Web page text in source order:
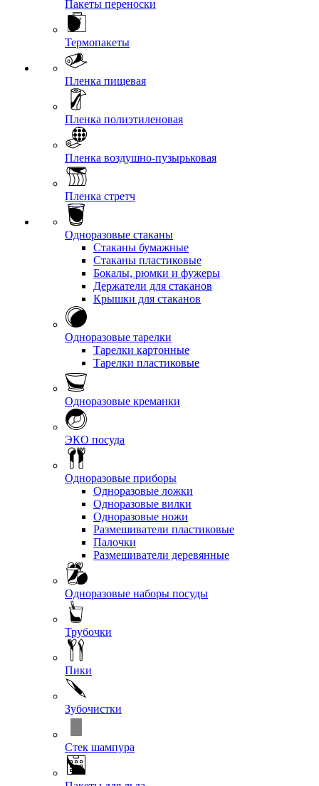
Пакеты переноски
Термопакеты
Пленка пищевая
Пленка полиэтиленовая
Пленка воздушно-пузырьковая
Пленка стретч
Одноразовые стаканы
Стаканы бумажные
Стаканы пластиковые
Бокалы, рюмки и фужеры
Держатели для стаканов
Крышки для стаканов
Одноразовые тарелки
Тарелки картонные
Тарелки пластиковые
Одноразовые креманки
ЭКО посуда
Одноразовые приборы
Одноразовые ложки
Одноразовые вилки
Одноразовые ножи
Размешиватели пластиковые
Палочки
Размешиватели деревянные
Одноразовые наборы посуды
Трубочки
Пики
Зубочистки
Стек шампура